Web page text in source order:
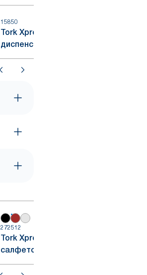
15850
Tork Xpressnap® ультрамягкие
диспенсерные салфетки,
система N4, белые
272512
Tork Xpressnap® диспенсер
салфеток для линии раздачи,
красный, система N4